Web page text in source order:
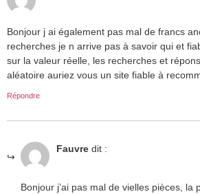
Bonjour j ai également pas mal de francs
recherches je n arrive pas à savoir qui et
sur la valeur réelle, les recherches et
aléatoire auriez vous un site fiable à
Répondre
Fauvre dit :
Bonjour j’ai pas mal de vielles pièces, la